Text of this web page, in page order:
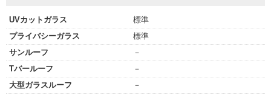
UVカットガラス
標準
プライバシーガラス
標準
サンルーフ
－
Tバールーフ
－
大型ガラスルーフ
－